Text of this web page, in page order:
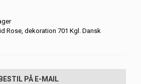
Rose, dekoration 701 Kgl. Dansk
BESTIL PÅ E-MAIL